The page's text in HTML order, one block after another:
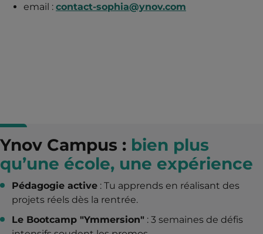
email : contact-sophia@ynov.com
Ynov Campus : bien plus
qu’une école, une expérience
Pédagogie active : Tu apprends en réalisant des
projets réels dès la rentrée.
Le Bootcamp "Ymmersion" : 3 semaines de défis